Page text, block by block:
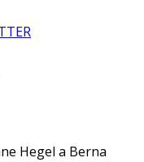
Hegel a Berna